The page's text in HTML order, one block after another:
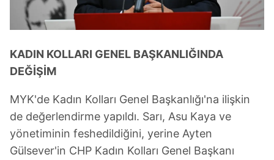
KADIN KOLLARI GENEL BAŞKANLIĞINDA
DEĞİŞİM
MYK'de Kadın Kolları Genel Başkanlığı'na ilişkin
de değerlendirme yapıldı. Sarı, Asu Kaya ve
yönetiminin feshedildiğini, yerine Ayten
Gülsever'in CHP Kadın Kolları Genel Başkanı